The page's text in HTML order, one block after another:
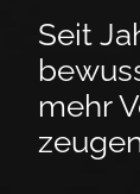
Seit
mehr